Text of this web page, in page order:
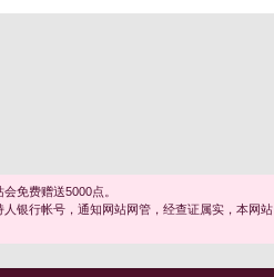
免费赠送5000点。
银行帐号，通知网站网管，经查证属实，本网站